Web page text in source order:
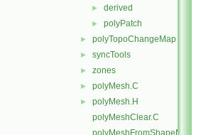
► derived
► polyPatch
► polyTopoChangeMap
► syncTools
► zones
► polyMesh.C
►
polyMesh.H
polyMeshClear.C
polyMeshFromShapeMesh.C